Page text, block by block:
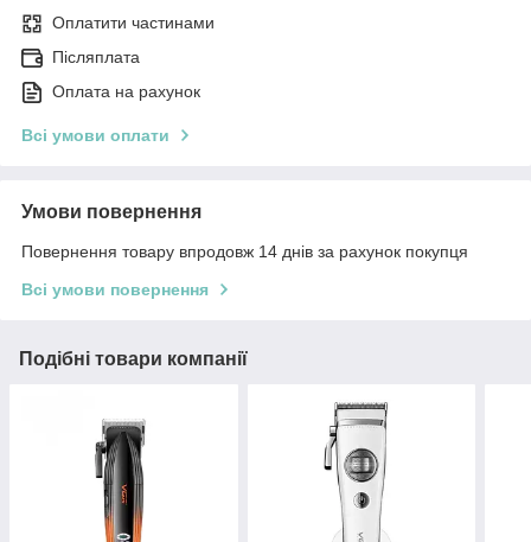
Оплатити частинами
Післяплата
Оплата на рахунок
Всі умови оплати
Умови повернення
Повернення товару впродовж 14 днів за рахунок покупця
Всі умови повернення
Подібні товари компанії